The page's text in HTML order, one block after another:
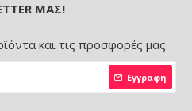
ΜΑΣ!
και τις προσφορές μας
Εγγραφη